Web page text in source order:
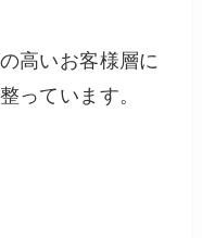
高いお客様層に
っています。